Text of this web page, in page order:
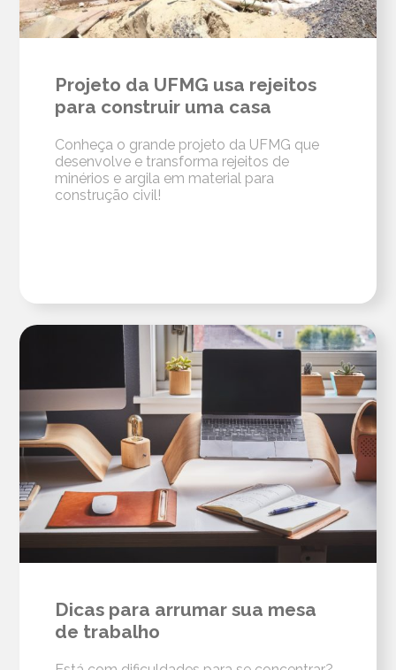
Projeto da UFMG usa rejeitos
para construir uma casa
Conheça o grande projeto da UFMG que
desenvolve e transforma rejeitos de
minérios e argila em material para
construção civil!
Dicas para arrumar sua mesa
de trabalho